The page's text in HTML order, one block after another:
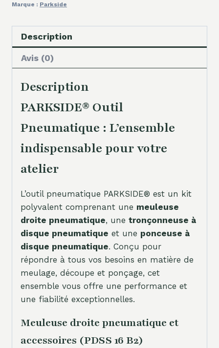
Marque : Parkside
Description
Avis (0)
Description
PARKSIDE® Outil
Pneumatique : L’ensemble
indispensable pour votre
atelier
L’outil pneumatique PARKSIDE® est un kit
polyvalent comprenant une meuleuse
droite pneumatique, une tronçonneuse à
disque pneumatique et une ponceuse à
disque pneumatique. Conçu pour
répondre à tous vos besoins en matière de
meulage, découpe et ponçage, cet
ensemble vous offre une performance et
une fiabilité exceptionnelles.
Meuleuse droite pneumatique et
accessoires (PDSS 16 B2)